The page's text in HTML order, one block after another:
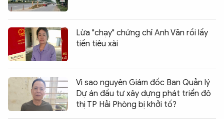
Lừa "chạy" chứng chỉ Anh Văn rồi lấy
tiền tiêu xài
Vì sao nguyên Giám đốc Ban Quản lý
Dự án đầu tư xây dựng phát triển đô
thị TP Hải Phòng bị khởi tố?